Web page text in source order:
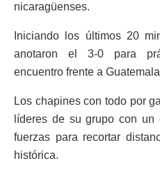
nicaragüenses.
Iniciando los últimos 20
anotaron el 3-0 para
encuentro frente a
Los chapines con todo por
líderes de su grupo con un
fuerzas para recortar
histórica.